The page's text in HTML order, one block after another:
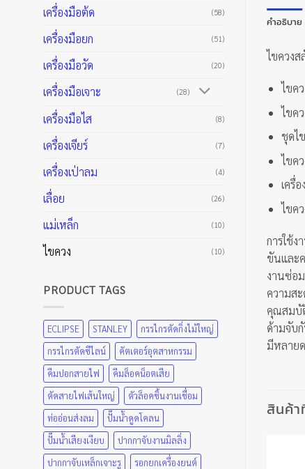
เครื่องมือต้ด (58)
เครื่องมือยก (51)
เครื่องมือวัด (20)
เครื่องมือเจาะ (28)
เครื่องมือไส (8)
เครื่องเจียร์ (7)
เครื่องเป่าลม (4)
เลื่อย (26)
แม่เหล็ก (10)
ไขควง (10)
PRODUCT TAGS
ECLIPSE STANLEY
กรรไกรตัดกิ่งไม้ใหญ่
กรรไกรตัดซีไลน์
คัตเตอร์อุตสาหกรรม
คีมปอกสายไฟ
คีมล็อคน็อตเสีย
ตัดสายไฟเส้นใหญ่
ตัวล็อคชิ้นงานเชื่อม
ท่ออ่อนส่งลม
ปั๊มน้ำดูดโคลน
ปั๊มน้ำเสียงเงียบ
ปากกาจับงานมิลลิ่ง
ปากกาจับเหล็กเจาะรู
รอกยกเครื่องยนต์
คำอธิบาย
ไขควง
ไขค
ไขค
ชุดไ
ไขค
เครื่
ไขค
การใช้ง
ขันและ
งานซ่อ
ความส
คุณสมบั
ด้ามจับ
มีหลาย
สินค้า